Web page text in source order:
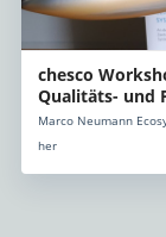
chesco
Qualitäts- und
Marco Neumann
her